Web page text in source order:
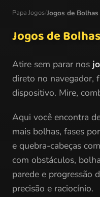
Papa Jogos/Jogos de Bolhas
Jogos de
Atire sem parar nos
direto no navegador,
dispositivo. Mire,
Aqui você encontra
mais bolhas, fases
e quebra-cabeças
com obstáculos,
parede e progressão
precisão e raciocínio.